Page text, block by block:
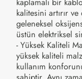
kaplamalı bir
kalitesini artırır
geleneksel
üstün elektriksel
- Yüksek Kaliteli
yüksek kaliteli
kullanım